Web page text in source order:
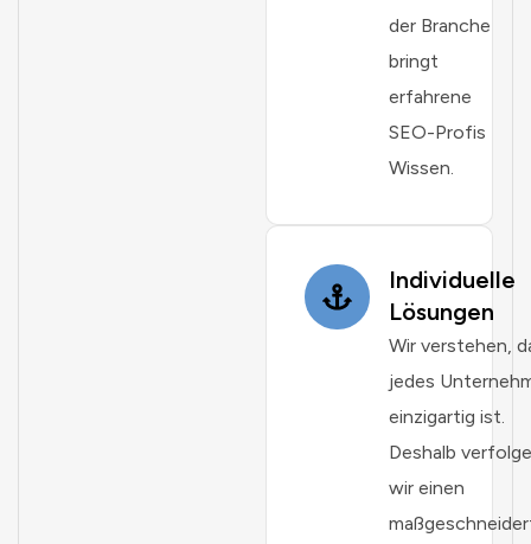
der Branche
bringt
erfahrene
SEO-Profis
Wissen.
Individuelle
Lösungen
Wir verstehen,
jedes
einzigartig ist.
Deshalb
wir einen